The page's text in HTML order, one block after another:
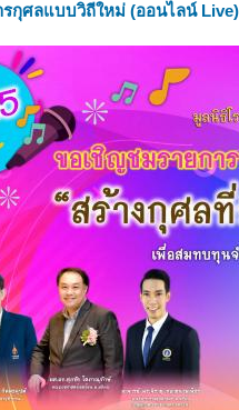
กุศลแบบวิถีใหม่ (ออนไลน์